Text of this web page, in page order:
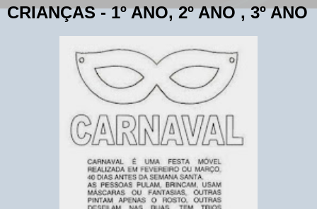
CRIANÇAS - 1º ANO, 2º ANO , 3º ANO